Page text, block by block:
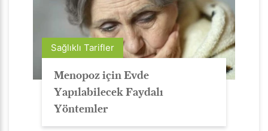
Sağlıklı Tarifler
Menopoz için Evde
Yapılabilecek Faydalı
Yöntemler